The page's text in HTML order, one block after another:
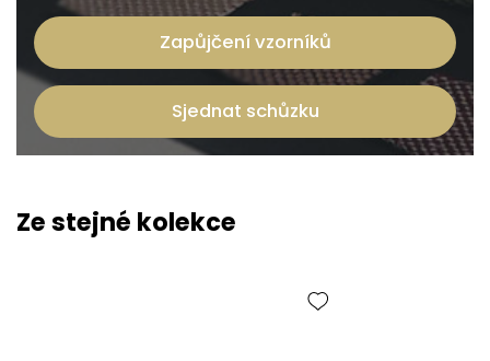
Zapůjčení vzorníků
Sjednat schůzku
Ze stejné kolekce